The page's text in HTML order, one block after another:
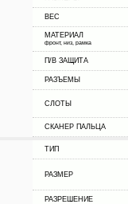
ВЕС
МАТЕРИАЛ
фронт, низ, рамка
П/В ЗАЩИТА
РАЗЪЕМЫ
СЛОТЫ
СКАНЕР ПАЛЬЦА
ТИП
РАЗМЕР
РАЗРЕШЕНИЕ